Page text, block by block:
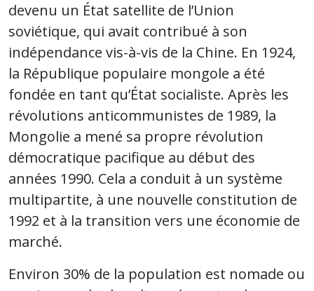
devenu un État satellite de l’Union
soviétique, qui avait contribué à son
indépendance vis-à-vis de la Chine. En 1924,
la République populaire mongole a été
fondée en tant qu’État socialiste. Après les
révolutions anticommunistes de 1989, la
Mongolie a mené sa propre révolution
démocratique pacifique au début des
années 1990. Cela a conduit à un système
multipartite, à une nouvelle constitution de
1992 et à la transition vers une économie de
marché.
Environ 30% de la population est nomade ou